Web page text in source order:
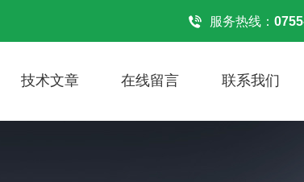
服务热线：
技术文章 在线留言 联系我们